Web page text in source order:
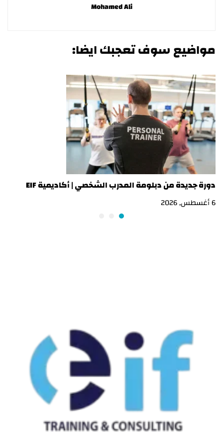
Mohamed Ali
مواضيع سوف تعجبك ايضا:
دورة جديدة من دبلومة المدرب الشخصي | أكاديمية EIF
6 أغسطس, 2026